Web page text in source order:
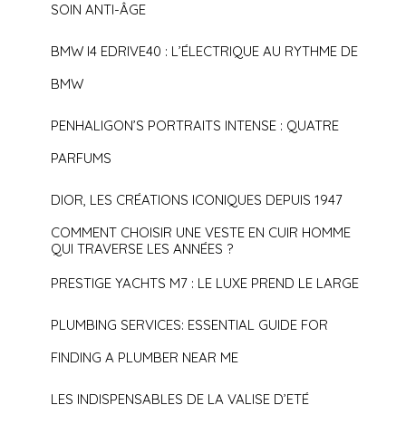
SOIN ANTI-ÂGE
BMW I4 EDRIVE40 : L’ÉLECTRIQUE AU RYTHME DE
BMW
PENHALIGON’S PORTRAITS INTENSE : QUATRE
PARFUMS
DIOR, LES CRÉATIONS ICONIQUES DEPUIS 1947
COMMENT CHOISIR UNE VESTE EN CUIR HOMME
QUI TRAVERSE LES ANNÉES ?
PRESTIGE YACHTS M7 : LE LUXE PREND LE LARGE
PLUMBING SERVICES: ESSENTIAL GUIDE FOR
FINDING A PLUMBER NEAR ME
LES INDISPENSABLES DE LA VALISE D’ETÉ